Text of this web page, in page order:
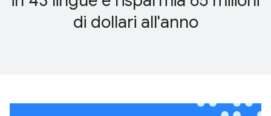
di dollari all'anno